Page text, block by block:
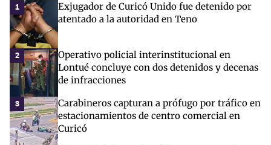
1
Exjugador de Curicó Unido fue detenido por
atentado a la autoridad en Teno
2
Operativo policial interinstitucional en
Lontué concluye con dos detenidos y decenas
de infracciones
3
Carabineros capturan a prófugo por tráfico en
estacionamientos de centro comercial en
Curicó